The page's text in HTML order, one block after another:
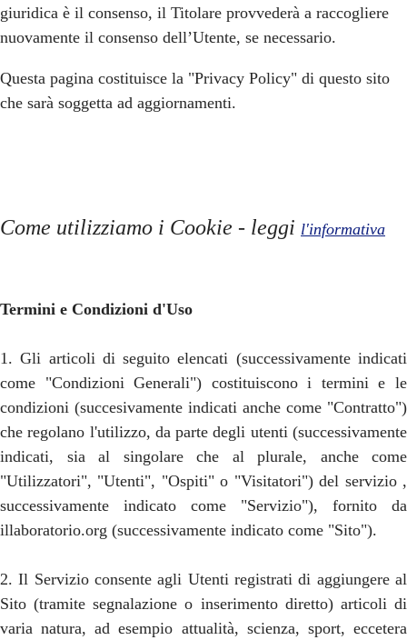
giuridica è il consenso, il Titolare provvederà a raccogliere
nuovamente il consenso dell’Utente, se necessario.
Questa pagina costituisce la "Privacy Policy" di questo sito
che sarà soggetta ad aggiornamenti.
Come utilizziamo i Cookie - leggi l'informativa
Termini e Condizioni d'Uso
1. Gli articoli di seguito elencati (successivamente indicati
come "Condizioni Generali") costituiscono i termini e le
condizioni (succesivamente indicati anche come "Contratto")
che regolano l'utilizzo, da parte degli utenti (successivamente
indicati, sia al singolare che al plurale, anche come
"Utilizzatori", "Utenti", "Ospiti" o "Visitatori") del servizio ,
successivamente indicato come "Servizio"), fornito da
illaboratorio.org (successivamente indicato come "Sito").
2. Il Servizio consente agli Utenti registrati di aggiungere al
Sito (tramite segnalazione o inserimento diretto) articoli di
varia natura, ad esempio attualità, scienza, sport, eccetera